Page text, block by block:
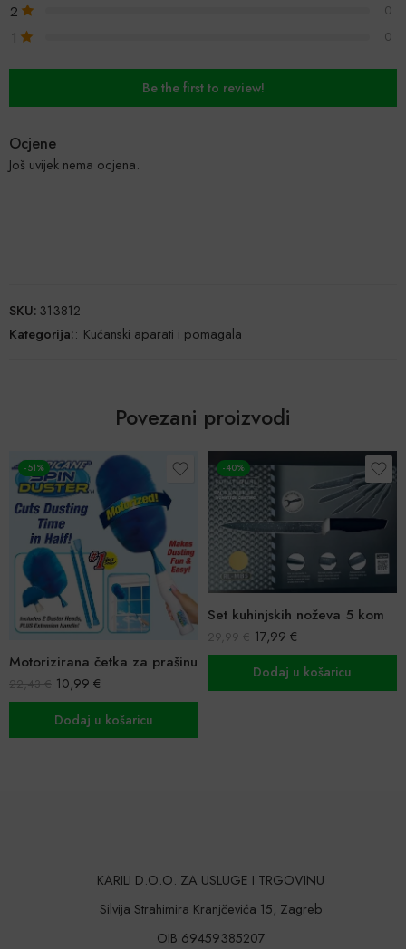
2 0
1 0
Be the first to review!
Ocjene
Još uvijek nema ocjena.
SKU:313812
Kategorija:: Kućanski aparati i pomagala
Povezani proizvodi
-51%
Motorizirana četka za prašinu
22,43€ 10,99 €
Dodaj u košaricu
-40%
Set kuhinjskih noževa 5 kom
29,99€ 17,99 €
Dodaj u košaricu
KARILI D.O.O. ZA USLUGE I TRGOVINU
Silvija Strahimira Kranjčevića 15, Zagreb
OIB 69459385207